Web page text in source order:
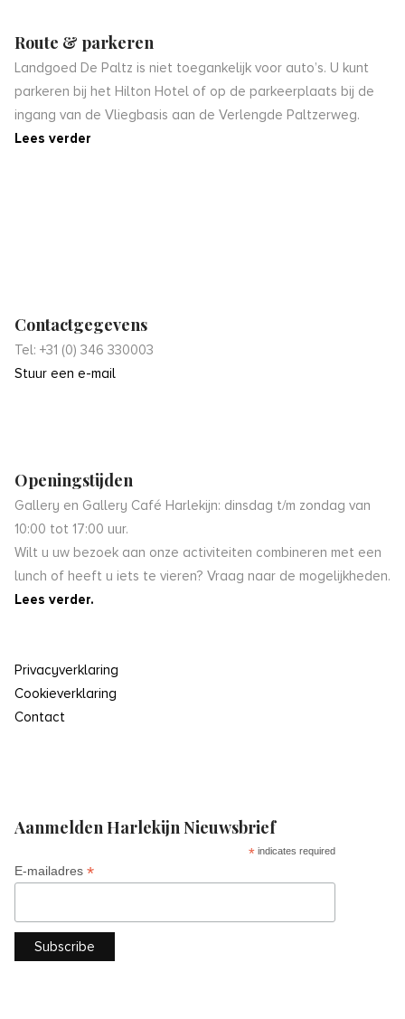
Route & parkeren
Landgoed De Paltz is niet toegankelijk voor auto’s. U kunt
parkeren bij het Hilton Hotel of op de parkeerplaats bij de
ingang van de Vliegbasis aan de Verlengde Paltzerweg.
Lees verder
Contactgegevens
Tel: +31 (0) 346 330003
Stuur een e-mail
Openingstijden
Gallery en Gallery Café Harlekijn: dinsdag t/m zondag van
10:00 tot 17:00 uur.
Wilt u uw bezoek aan onze activiteiten combineren met een
lunch of heeft u iets te vieren? Vraag naar de mogelijkheden.
Lees verder.
Privacyverklaring
Cookieverklaring
Contact
Aanmelden Harlekijn Nieuwsbrief
* indicates required
E-mailadres *